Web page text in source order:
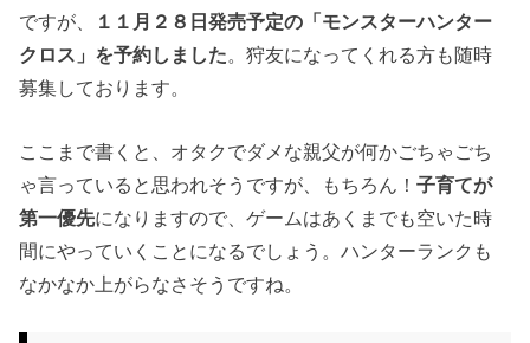
ですが、
１１月２８日発売予定の「モンスターハンター
クロス」を予約しました。狩友になってくれる方も随時
募集しております。
ここまで書くと、オタクでダメな親父が何かごちゃごち
ゃ言っていると思われそうですが、もちろん！子育てが
第一優先になりますので、ゲームはあくまでも空いた時
間にやっていくことになるでしょう。ハンターランクも
なかなか上がらなさそうですね。